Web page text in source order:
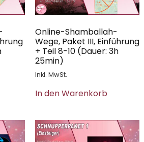
Online-Shamballah-
Wege, Paket III, Einführung
+ Teil 8-10 (Dauer: 3h
25min)
Inkl. MwSt.
In den Warenkorb